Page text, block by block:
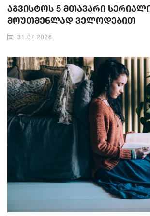
აგვისტოს 5 მთავარი
მოუთმენლად ველოდებით
31.07.2026